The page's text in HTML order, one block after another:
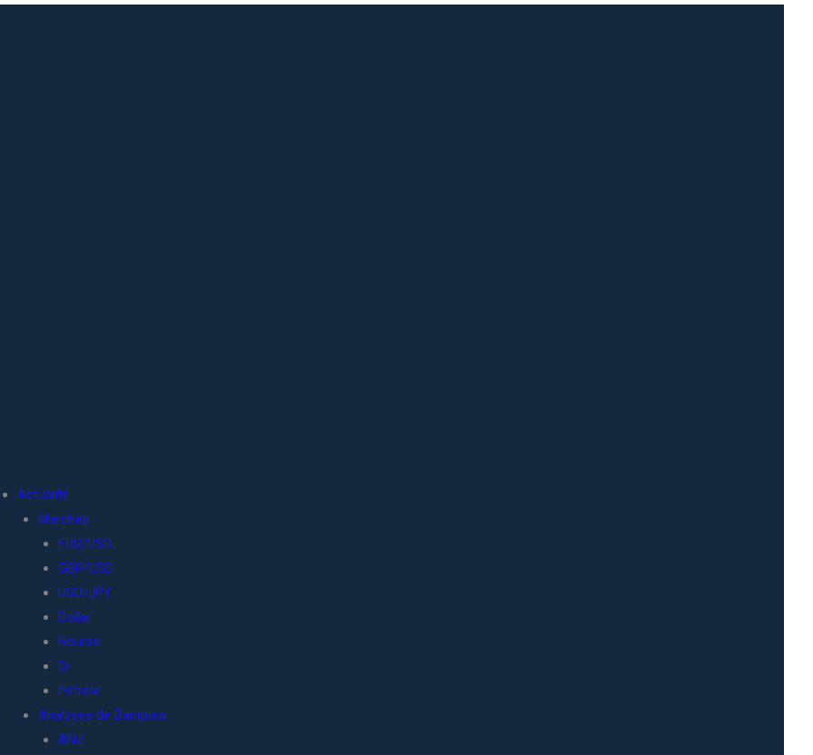
Actualité
Marchés
EUR/USD
GBP/USD
USD/JPY
Dollar
Bourse
Or
Pétrole
Analyses de Banques
ANZ